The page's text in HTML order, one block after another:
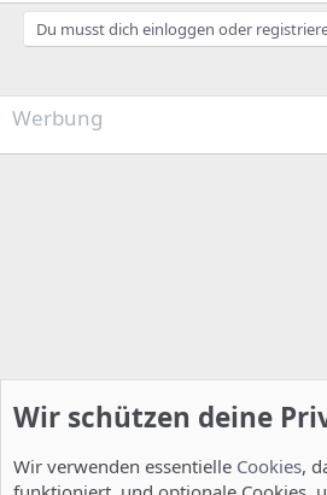
Du musst dich einloggen oder
Werbung
Wir schützen deine
Wir verwenden essentielle Cookies,